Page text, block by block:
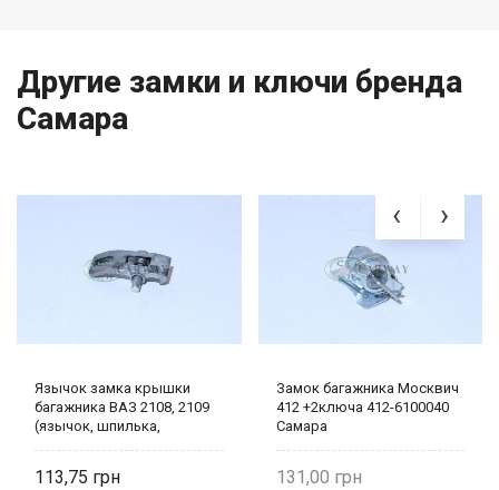
Другие замки и ключи бренда
Самара
Язычок замка крышки
багажника ВАЗ 2108, 2109
(язычок, шпилька,
113,75
Замок багажника Москвич
412 +2ключа 412-6100040
Самара
131,00